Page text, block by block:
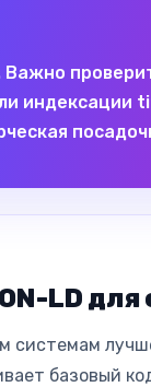
Важно
индексации
LD
системам
базовый